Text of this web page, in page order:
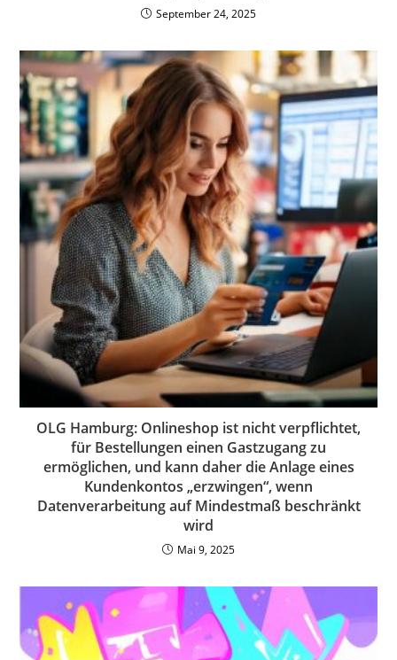
September 24, 2025
OLG Hamburg: Onlineshop ist nicht verpflichtet,
für Bestellungen einen Gastzugang zu
ermöglichen, und kann daher die Anlage eines
Kundenkontos „erzwingen“, wenn
Datenverarbeitung auf Mindestmaß beschränkt
wird
Mai 9, 2025